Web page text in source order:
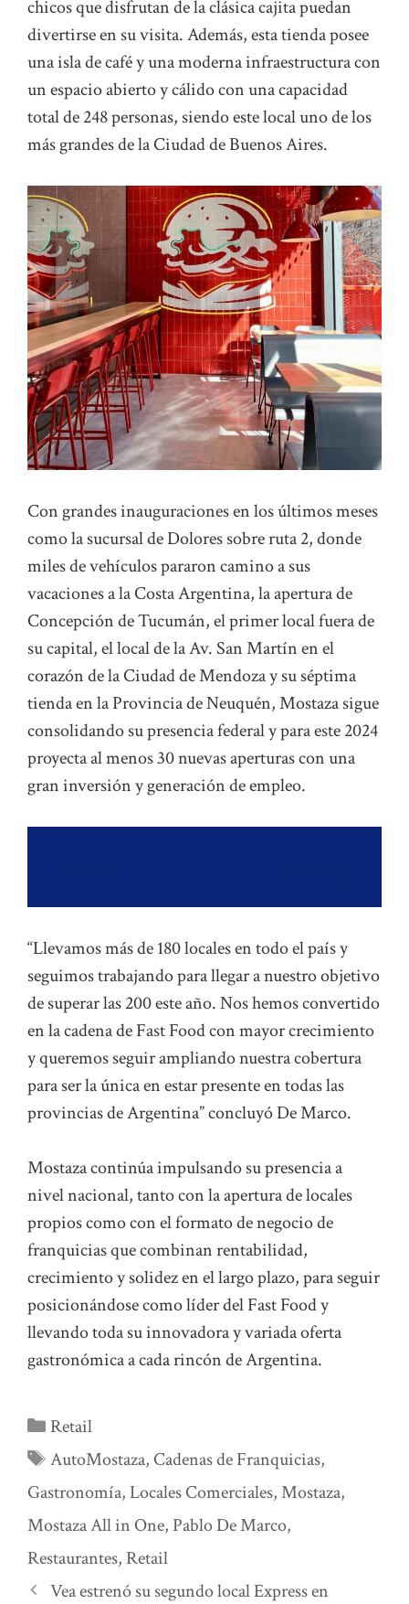
chicos que disfrutan de la clásica cajita puedan
divertirse en su visita. Además, esta tienda posee
una isla de café y una moderna infraestructura con
un espacio abierto y cálido con una capacidad
total de 248 personas, siendo este local uno de los
más grandes de la Ciudad de Buenos Aires.
Con grandes inauguraciones en los últimos meses
como la sucursal de Dolores sobre ruta 2, donde
miles de vehículos pararon camino a sus
vacaciones a la Costa Argentina, la apertura de
Concepción de Tucumán, el primer local fuera de
su capital, el local de la Av. San Martín en el
corazón de la Ciudad de Mendoza y su séptima
tienda en la Provincia de Neuquén, Mostaza sigue
consolidando su presencia federal y para este 2024
proyecta al menos 30 nuevas aperturas con una
gran inversión y generación de empleo.
“Llevamos más de 180 locales en todo el país y
seguimos trabajando para llegar a nuestro objetivo
de superar las 200 este año. Nos hemos convertido
en la cadena de Fast Food con mayor crecimiento
y queremos seguir ampliando nuestra cobertura
para ser la única en estar presente en todas las
provincias de Argentina” concluyó De Marco.
Mostaza continúa impulsando su presencia a
nivel nacional, tanto con la apertura de locales
propios como con el formato de negocio de
franquicias que combinan rentabilidad,
crecimiento y solidez en el largo plazo, para seguir
posicionándose como líder del Fast Food y
llevando toda su innovadora y variada oferta
gastronómica a cada rincón de Argentina.
Categorías
Retail
Etiquetas
AutoMostaza, Cadenas de Franquicias,
Gastronomía,Locales Comerciales,Mostaza,
Mostaza All in One, Pablo De Marco,
Restaurantes, Retail
Vea estrenó su segundo local Express en